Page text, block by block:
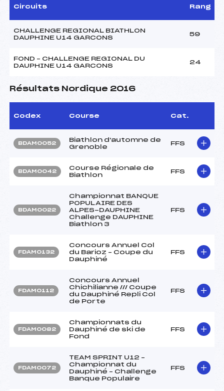
Circuits Rang
CHALLENGE REGIONAL BIATHLON
DAUPHINE U14 GARCONS
59
FOND – CHALLENGE REGIONAL DU
DAUPHINE U14 GARCONS
24
Résultats Nordique 2016
Codex Course Cat.
BDAM0052
Biathlon d'automne de
Grenoble
FFS
BDAM0042
Course Régionale de
Biathlon
FFS
BDAM0022
Championnat BANQUE
POPULAIRE DES
ALPES-DAUPHINE
Challenge DAUPHINE
Biathlon 3
FFS
FDAM0132
Concours Annuel Col
du Barioz – Coupe du
Dauphiné
FFS
FDAM0112
Concours Annuel
Chichilianne /// Coupe
du Dauphiné Repli Col
de Porte
FFS
FDAM0082
Championnats du
Dauphiné de ski de
Fond
FFS
FDAM0072
TEAM SPRINT U12 –
Championnat du
Dauphiné – Challenge
Banque Populaire
FFS